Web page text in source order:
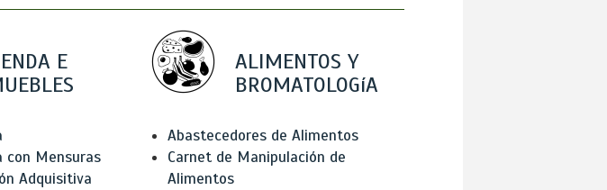
E
con Mensuras
Adquisitiva
ALIMENTOS Y
BROMATOLOGíA
Abastecedores de Alimentos
Carnet de Manipulación de
Alimentos